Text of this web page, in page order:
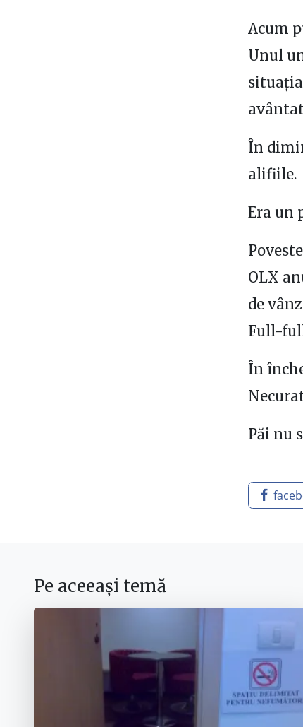
Acum
Unul
În
alifiile.
Era un
OLX
de
Full-
În
Păi nu
Pe aceeași temă